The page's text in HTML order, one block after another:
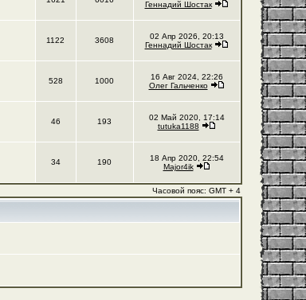
Геннадий Шостак
1122 3608
02 Апр 2026, 20:13
Геннадий Шостак
528 1000
16 Авг 2024, 22:26
Олег Гальченко
46 193
02 Май 2020, 17:14
tutuka1188
34 190
18 Апр 2020, 22:54
Major4ik
Часовой пояс: GMT + 4